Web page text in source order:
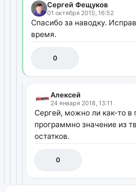
Сергей Фещуков
01 октября 2015, 16:52
Спасибо за наводку.
время.
0
Алексей
24 января 2018, 13:11
Сергей, можно ли как-то в
программно значение из
остатков.
0